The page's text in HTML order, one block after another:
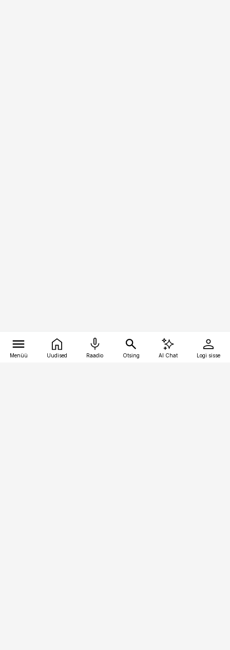
Menüü Uudised Raadio Otsing AI Chat Logi sisse